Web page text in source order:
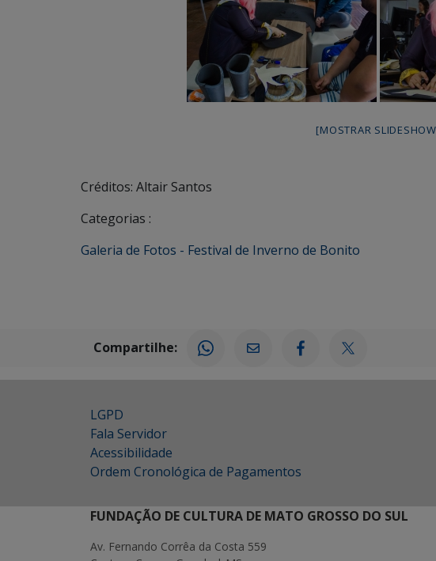
[MOSTRAR
Créditos: Altair Santos
Categorias :
Galeria de Fotos - Festival de Inverno de Bonito
Compartilhe:
LGPD
Fala Servidor
Acessibilidade
Ordem Cronológica de Pagamentos
FUNDAÇÃO DE CULTURA DE MATO GROSSO DO SUL
Av. Fernando Corrêa da Costa 559